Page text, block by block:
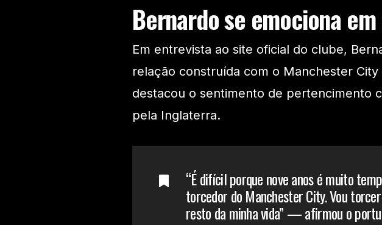
Bernardo se emociona
Em entrevista ao site oficial do clube,
relação construída com o Manchester
destacou o sentimento de pertencimento
pela Inglaterra.
“É difícil porque nove anos é muito
torcedor do Manchester City. Vou
resto da minha vida” — afirmou o